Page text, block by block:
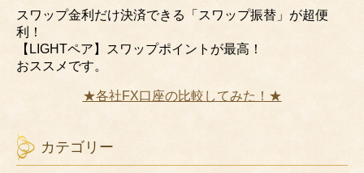
スワップ金利だけ決済できる「スワップ振替」が超便
利！
【LIGHTペア】スワップポイントが最高！
おススメです。
★各社FX口座の比較してみた！★
カテゴリー